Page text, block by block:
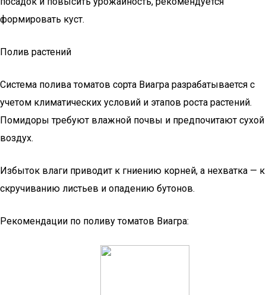
формировать куст.
Полив растений
Система полива томатов сорта Виагра разрабатывается с
учетом климатических условий и этапов роста растений.
Помидоры требуют влажной почвы и предпочитают сухой
воздух.
Избыток влаги приводит к гниению корней, а нехватка — к
скручиванию листьев и опадению бутонов.
Рекомендации по поливу томатов Виагра: